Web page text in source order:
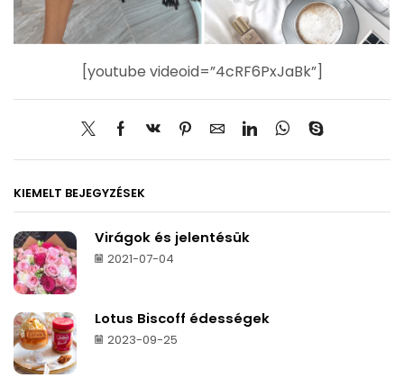
[youtube videoid=”4cRF6PxJaBk”]
KIEMELT BEJEGYZÉSEK
Virágok és jelentésük
2021-07-04
Lotus Biscoff édességek
2023-09-25